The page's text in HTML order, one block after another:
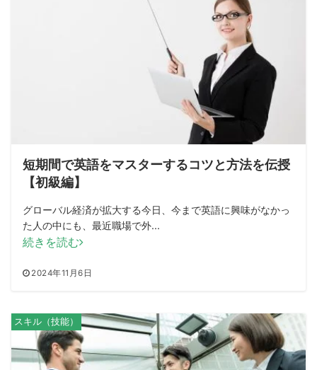
短期間で英語をマスターするコツと方法を伝授
【初級編】
グローバル経済が拡大する今日、今まで英語に興味がなかっ
た人の中にも、最近職場で外...
2024年11月6日
続きを読む
スキル（技能）